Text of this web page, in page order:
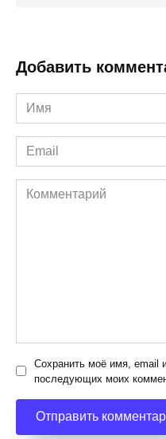
Добавить
Имя
*
Email
*
Комментарий
Сохранить моё имя, email
последующих моих